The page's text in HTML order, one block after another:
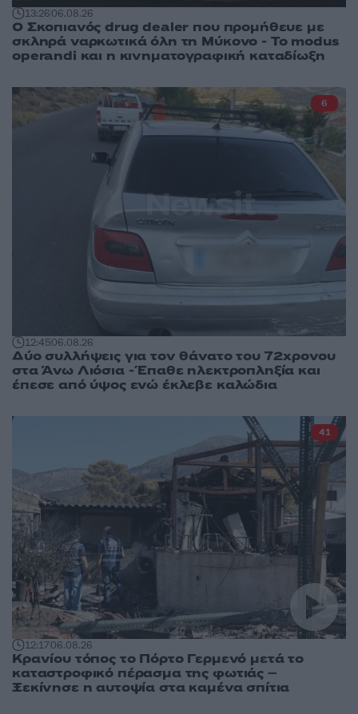
13:2606.08.26
Ο Σκοπιανός drug dealer που προμήθευε με
σκληρά ναρκωτικά όλη τη Μύκονο - Το modus
operandi και η κινηματογραφική καταδίωξη
12:4506.08.26
Δύο συλλήψεις για τον θάνατο του 72χρονου
στα Άνω Λιόσια - Έπαθε ηλεκτροπληξία και
έπεσε από ύψος ενώ έκλεβε καλώδια
6
12:1706.08.26
Κρανίου τόπος το Πόρτο Γερμενό μετά το
καταστροφικό πέρασμα της φωτιάς –
Ξεκίνησε η αυτοψία στα καμένα σπίτια
41